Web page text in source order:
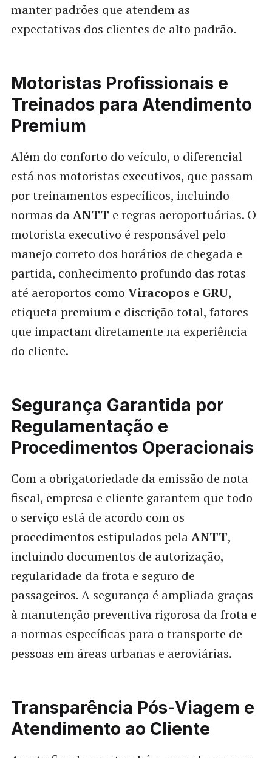
manter padrões que atendem as
expectativas dos clientes de alto padrão.
Motoristas Profissionais e
Treinados para Atendimento
Premium
Além do conforto do veículo, o diferencial
está nos motoristas executivos, que passam
por treinamentos específicos, incluindo
normas daANTT e regras aeroportuárias. O
motorista executivo é responsável pelo
manejo correto dos horários de chegada e
partida, conhecimento profundo das rotas
até aeroportos como Viracopos e GRU,
etiqueta premium e discrição total, fatores
que impactam diretamente na experiência
do cliente.
Segurança Garantida por
Regulamentação e
Procedimentos Operacionais
Com a obrigatoriedade da emissão de nota
fiscal, empresa e cliente garantem que todo
o serviço está de acordo com os
procedimentos estipulados pelaANTT,
incluindo documentos de autorização,
regularidade da frota e seguro de
passageiros. A segurança é ampliada graças
à manutenção preventiva rigorosa da frota e
a normas específicas para o transporte de
pessoas em áreas urbanas e aeroviárias.
Transparência Pós-Viagem e
Atendimento ao Cliente